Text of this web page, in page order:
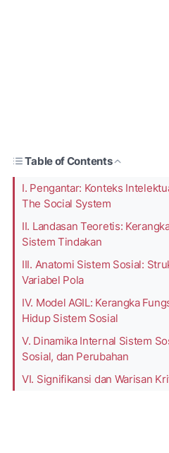
Table of Contents
I. Pengantar: Konteks
The Social System
II. Landasan Teoretis:
Sistem Tindakan
III. Anatomi Sistem Sosial:
Variabel Pola
IV. Model AGIL: Kerangka
Hidup Sistem Sosial
V. Dinamika Internal Sistem
Sosial, dan Perubahan
VI. Signifikansi dan Warisan